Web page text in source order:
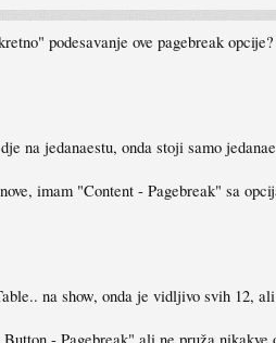
podesavanje ove pagebreak
na jedanaestu, onda stoji samo
imam "Content - Pagebreak" sa
na show, onda je vidljivo svih 12,